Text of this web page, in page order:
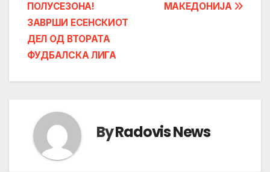
МАКЕДОНИЈА
ПОЛУСЕЗОНА!
ЗАВРШИ ЕСЕНСКИОТ
ДЕЛ ОД ВТОРАТА
ФУДБАЛСКА ЛИГА
ByRadovis News